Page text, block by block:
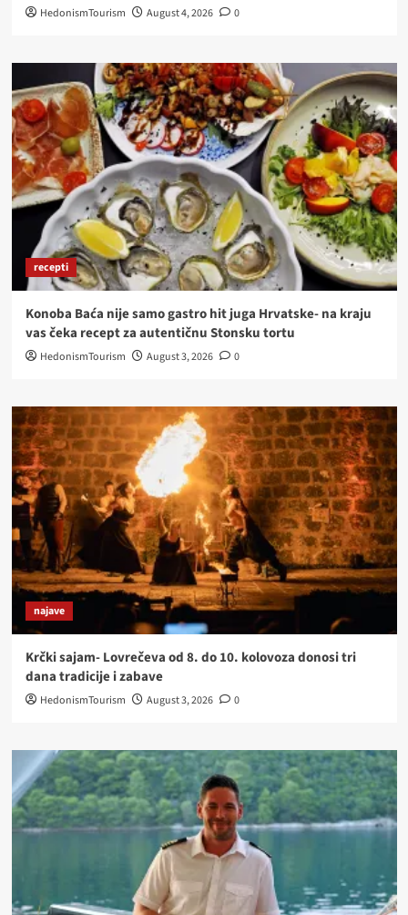
HedonismTourism August 4, 2026 0
recepti
Konoba Baća nije samo gastro hit juga Hrvatske- na kraju
vas čeka recept za autentičnu Stonsku tortu
HedonismTourism August 3, 2026 0
najave
Krčki sajam- Lovrečeva od 8. do 10. kolovoza donosi tri
dana tradicije i zabave
HedonismTourism August 3, 2026 0